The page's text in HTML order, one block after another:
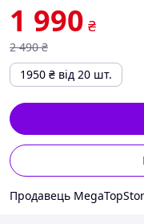
1 990 ₴
2 490 ₴
1950 ₴ від 20 шт.
Продавець